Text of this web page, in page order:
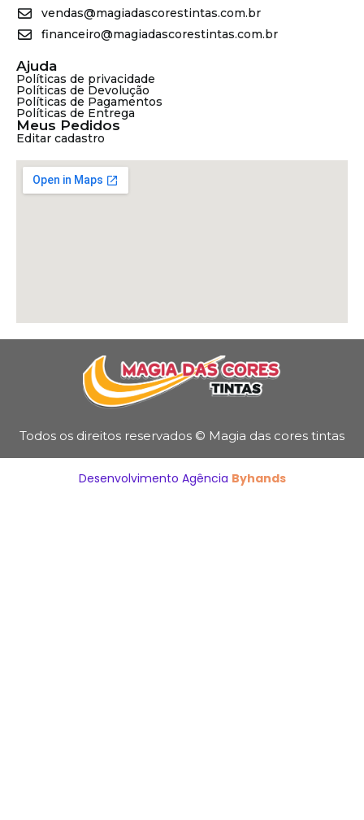
vendas@magiadascorestintas.com.br
financeiro@magiadascorestintas.com.br
Ajuda
Políticas de privacidade
Políticas de Devolução
Políticas de Pagamentos
Políticas de Entrega
Meus Pedidos
Editar cadastro
Todos os direitos reservados © Magia das cores tintas
Desenvolvimento Agência Byhands